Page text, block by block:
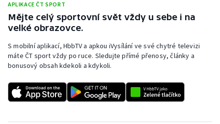
Plavání
Plážový volejbal
Ragby
Rychlobruslení
APLIKACE ČT SPORT
Mějte celý sportovní svět vždy u sebe i na
velké obrazovce.
S mobilní aplikací, HbbTV a apkou iVysílání ve své chytré televizi
máte ČT sport vždy po ruce. Sledujte přímé přenosy, články a
bonusový obsah kdekoli a kdykoli.